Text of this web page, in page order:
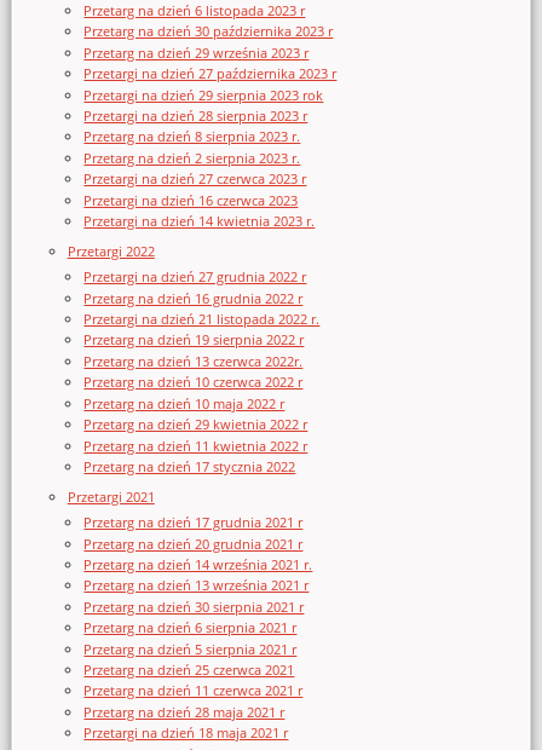
Przetarg na dzień 6 listopada 2023 r
Przetarg na dzień 30 października 2023 r
Przetarg na dzień 29 września 2023 r
Przetargi na dzień 27 października 2023 r
Przetargi na dzień 29 sierpnia 2023 rok
Przetargi na dzień 28 sierpnia 2023 r
Przetarg na dzień 8 sierpnia 2023 r.
Przetarg na dzień 2 sierpnia 2023 r.
Przetargi na dzień 27 czerwca 2023 r
Przetargi na dzień 16 czerwca 2023
Przetargi na dzień 14 kwietnia 2023 r.
Przetargi 2022
Przetargi na dzień 27 grudnia 2022 r
Przetarg na dzień 16 grudnia 2022 r
Przetargi na dzień 21 listopada 2022 r.
Przetarg na dzień 19 sierpnia 2022 r
Przetarg na dzień 13 czerwca 2022r.
Przetarg na dzień 10 czerwca 2022 r
Przetarg na dzień 10 maja 2022 r
Przetarg na dzień 29 kwietnia 2022 r
Przetarg na dzień 11 kwietnia 2022 r
Przetarg na dzień 17 stycznia 2022
Przetargi 2021
Przetarg na dzień 17 grudnia 2021 r
Przetarg na dzień 20 grudnia 2021 r
Przetarg na dzień 14 września 2021 r.
Przetarg na dzień 13 września 2021 r
Przetarg na dzień 30 sierpnia 2021 r
Przetarg na dzień 6 sierpnia 2021 r
Przetarg na dzień 5 sierpnia 2021 r
Przetarg na dzień 25 czerwca 2021
Przetarg na dzień 11 czerwca 2021 r
Przetarg na dzień 28 maja 2021 r
Przetargi na dzień 18 maja 2021 r